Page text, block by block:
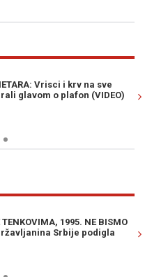
ODGOVORITI NI HILJADU
u BiH žestoko i
NA PROVOKACIJE IZ
- "Oluju ćemo slaviti još